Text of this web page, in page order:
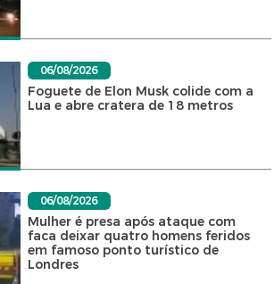
06/08/2026
Foguete de Elon Musk colide com a
Lua e abre cratera de 18 metros
06/08/2026
Mulher é presa após ataque com
faca deixar quatro homens feridos
em famoso ponto turístico de
Londres